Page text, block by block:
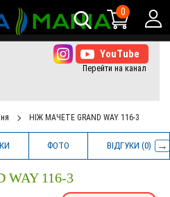
0
+38 (066) 61-77-+38 (073) 61-77-
167
НІЖ МАЧЕТЕ GRAND WAY 116-3
ФОТО ВІДГУКИ (0)
116-3